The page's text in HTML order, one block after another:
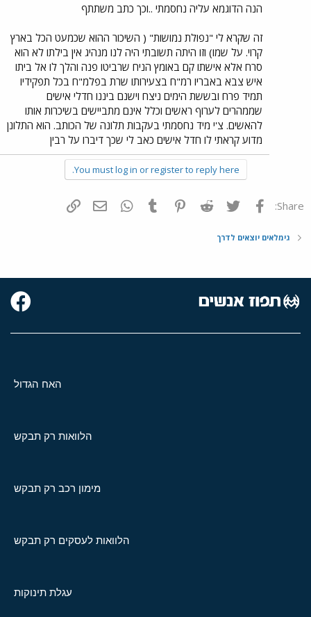
הנה הדוגמא עליה נחסמתי ..וכך כתב משתתף
זה שקרא לי "נפולת נמושות" ( השיכור ההוא שכמעט הכל בארץ
קרוי. על שמו) וזו היתה תשובתי היה לנו מנהיג אין בילתו לא הוא
סרח אלא אישתו קם באומץ הניח שרביטו פנה והלך לו אל ביתו
איש צבא באבריו רמ"ח בצעירותו שרת בפלמ"ח בכל תפקידיו
תמיד פרח ובששת הימים ניצח וישנם ביננו חדלי אישים
שממהרים לערוף ראשים וכלל אינם מתביישים בשיכרות אותו
להאשים. צ'י מיד נחסמתי בעקבות תלונה של הכותב. הוא התלונן
מדוע קראתי לו חדל אישים כאב לי שכך דיברו על רבין
You must log in or register to reply here.
Share: פייסבוק Twitter
Reddit
Pinterest
Tumblr
WhatsAppדואר אלקטרוני
גימלאים יוצאים לדרך
האח הגדול
הלוואות רק תבקש
מימון רכב רק תבקש
הלוואות לעסקים רק תבקש
עגלת תינוקות